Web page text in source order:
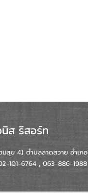
นิส รีสอร์ท
มสุข 4) ตำบลลาดสวาย อำเ
101-6764 , 063-886-1988